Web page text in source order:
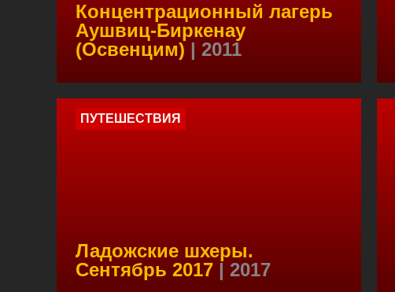
Концентрационный лагерь
Аушвиц-Биркенау
(Освенцим) | 2011
ПУТЕШЕСТВИЯ
Ладожские шхеры.
Сентябрь 2017 | 2017